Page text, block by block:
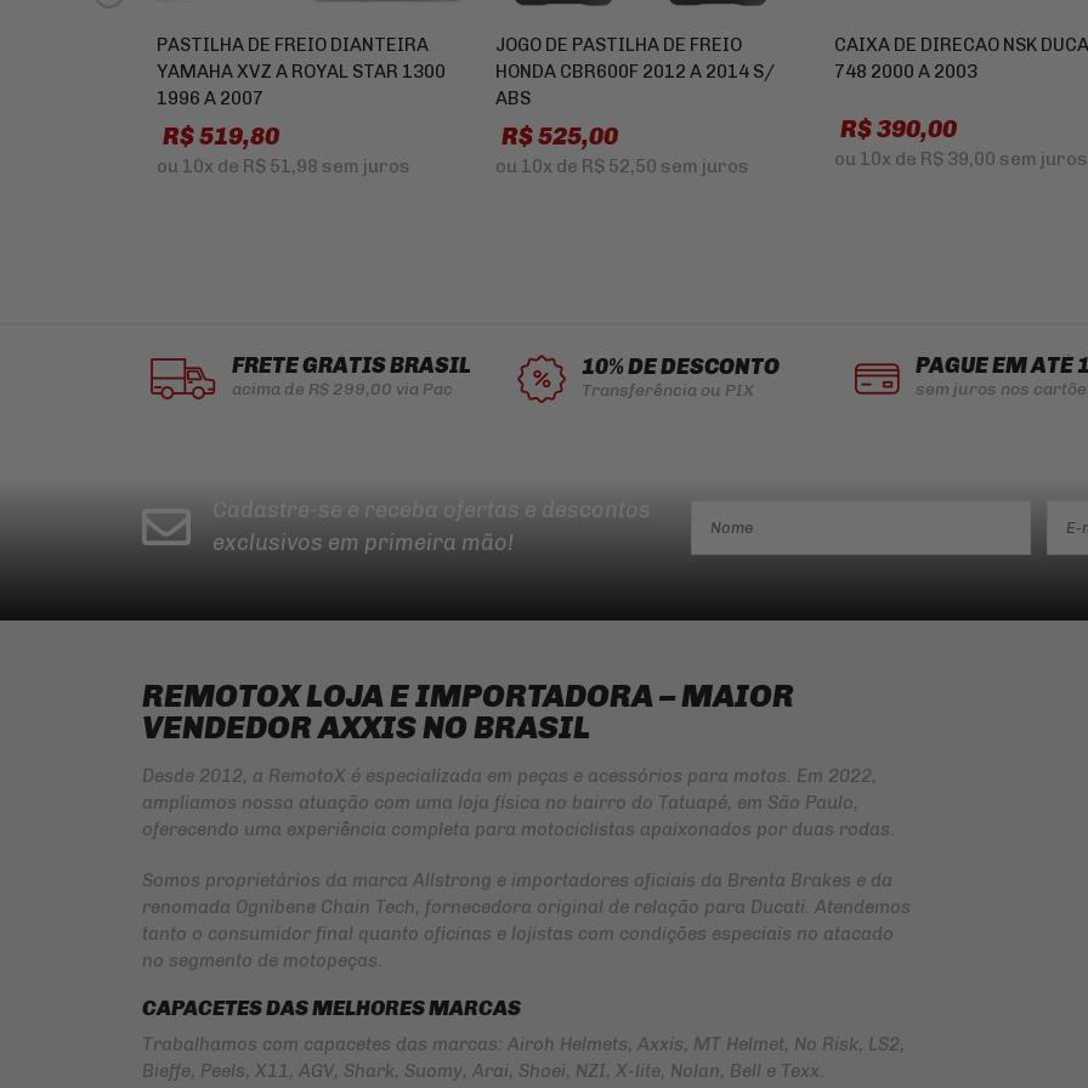
PASTILHA DE FREIO DIANTEIRA
YAMAHA XVZ A ROYAL STAR 1300
1996 A 2007
R$ 519,80
ou 10x de R$ 51,98 sem juros
JOGO DE PASTILHA DE FREIO
HONDA CBR600F 2012 A 2014 S/
ABS
R$ 525,00
ou 10x de R$ 52,50 sem juros
CAIXA DE DIRECAO NSK
748 2000 A 2003
R$ 390,00
ou 10x de R$ 39,00 sem juros
FRETE GRÁTIS BRASIL
acima de R$ 299,00 via Pac
10% DE DESCONTO
Transferência ou PIX
PAGUE EM ATÉ
sem juros nos
Cadastre-se e receba ofertas e descontos
exclusivos em primeira mão!
REMOTOX LOJA E IMPORTADORA – MAIOR
VENDEDOR AXXIS NO BRASIL
Desde 2012, a RemotoX é especializada em peças e acessórios para motos. Em 2022,
ampliamos nossa atuação com uma loja física no bairro do Tatuapé, em São Paulo,
oferecendo uma experiência completa para motociclistas apaixonados por duas rodas.
Somos proprietários da marca Allstrong e importadores oficiais da Brenta Brakes e da
renomada Ognibene Chain Tech, fornecedora original de relação para Ducati. Atendemos
tanto o consumidor final quanto oficinas e lojistas com condições especiais no atacado
no segmento de motopeças.
CAPACETES DAS MELHORES MARCAS
Trabalhamos com capacetes das marcas: Airoh Helmets, Axxis, MT Helmet, No Risk, LS2,
Bieffe, Peels, X11, AGV, Shark, Suomy, Arai, Shoei, NZI, X-lite, Nolan, Bell e Texx.